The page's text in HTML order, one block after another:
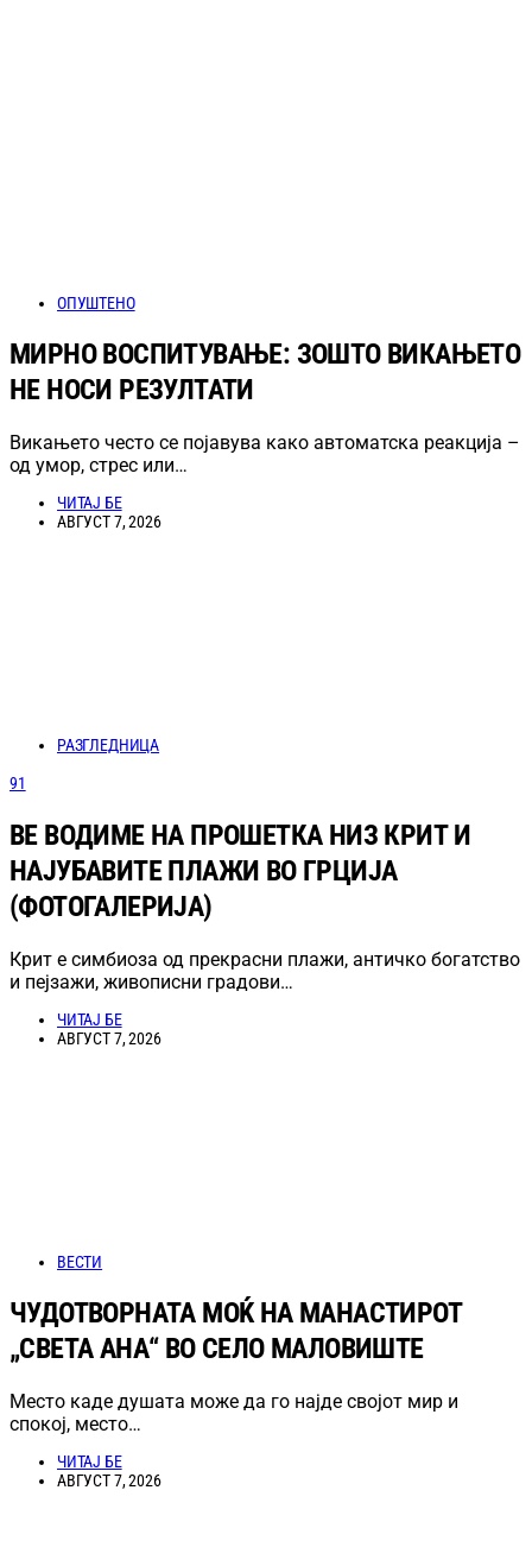
ОПУШТЕНО
МИРНО ВОСПИТУВАЊЕ: ЗОШТО ВИКАЊЕТО
НЕ НОСИ РЕЗУЛТАТИ
Викањето често се појавува како автоматска реакција –
од умор, стрес или…
ЧИТАЈ БЕ
АВГУСТ 7, 2026
РАЗГЛЕДНИЦА
91
ВЕ ВОДИМЕ НА ПРОШЕТКА НИЗ КРИТ И
НАЈУБАВИТЕ ПЛАЖИ ВО ГРЦИЈА
(ФОТОГАЛЕРИЈА)
Крит е симбиоза од прекрасни плажи, античко богатство
и пејзажи, живописни градови…
ЧИТАЈ БЕ
АВГУСТ 7, 2026
ВЕСТИ
ЧУДОТВОРНАТА МОЌ НА МАНАСТИРОТ
„СВЕТА АНА“ ВО СЕЛО МАЛОВИШТЕ
Место каде душата може да го најде својот мир и
спокој, место…
ЧИТАЈ БЕ
АВГУСТ 7, 2026